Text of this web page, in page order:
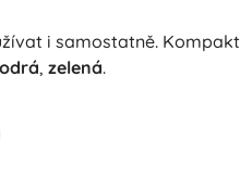
i samostatně.
, zelená.